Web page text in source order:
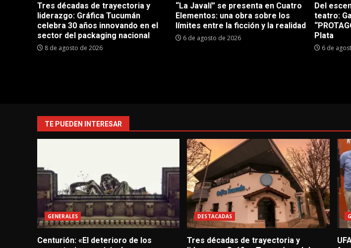
Tres décadas de trayectoria y
liderazgo: Gráfica Tucumán
celebra 30 años innovando en el
sector del packaging nacional
8 de agosto de 2026
“La Javalí” se presenta en Cuatro
Elementos: una obra sobre los
límites entre la ficción y la realidad
6 de agosto de 2026
Del
teatro:
Plata
6 de
TE PUEDEN INTERESAR
GENERALES
Centurión: «El deterioro de los
DESTACADAS
Tres décadas de trayectoria y